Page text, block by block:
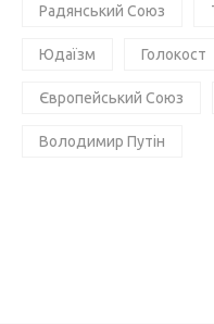
Радянський Союз
Юдаїзм Голокост
Європейський Союз
Володимир Путін